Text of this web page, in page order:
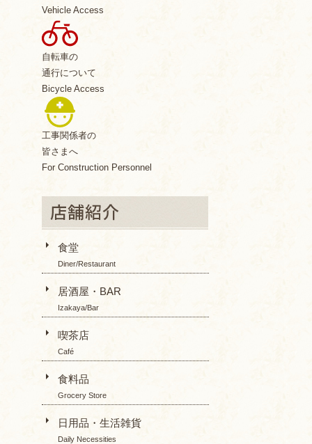
Vehicle Access
自転車の
通行について
Bicycle Access
工事関係者の
皆さまへ
For Construction Personnel
食堂
Diner/Restaurant
居酒屋・BAR
Izakaya/Bar
喫茶店
Café
食料品
Grocery Store
日用品・生活雑貨
Daily Necessities